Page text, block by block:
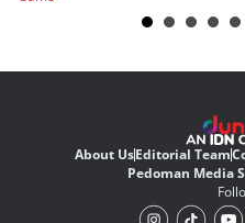
About UsEditorial Team
Pedoman Media